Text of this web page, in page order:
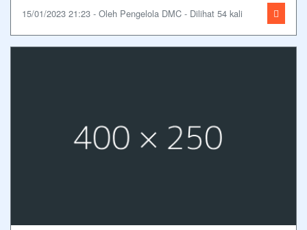
15/01/2023 21:23 - Oleh Pengelola DMC - Dilihat 54 kali